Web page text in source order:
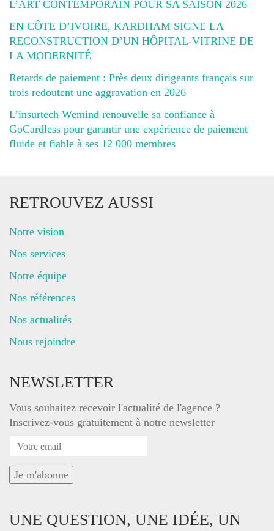
L’ART CONTEMPORAIN POUR SA SAISON 2026
EN CÔTE D’IVOIRE, KARDHAM SIGNE LA
RECONSTRUCTION D’UN HÔPITAL-VITRINE DE
LA MODERNITÉ
Retards de paiement : Près deux dirigeants français sur
trois redoutent une aggravation en 2026
L’insurtech Wemind renouvelle sa confiance à
GoCardless pour garantir une expérience de paiement
fluide et fiable à ses 12 000 membres
RETROUVEZ AUSSI
Notre vision
Nos services
Notre équipe
Nos références
Nos actualités
Nous rejoindre
NEWSLETTER
Vous souhaitez recevoir l'actualité de l'agence ?
Inscrivez-vous gratuitement à notre newsletter
UNE QUESTION, UNE IDÉE, UN